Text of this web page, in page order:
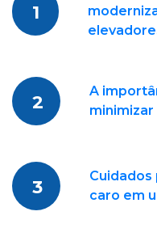
1
2
A
3
Cuidados
caro em